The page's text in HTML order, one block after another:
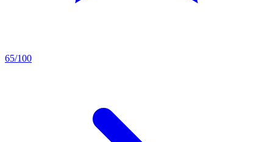
65/100